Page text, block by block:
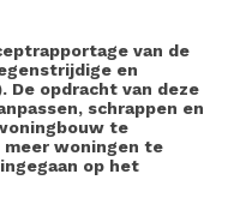
van de
en
De opdracht van deze
schrappen en
te
woningen te
op het